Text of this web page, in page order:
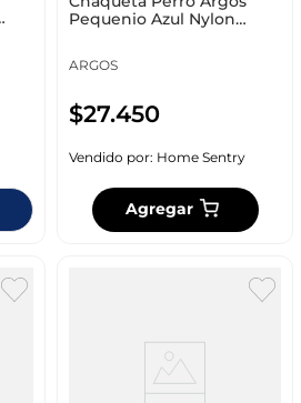
Pequenio Azul Nylon
ARGOS
$27.450
Vendido por: Home Sentry
Agregar